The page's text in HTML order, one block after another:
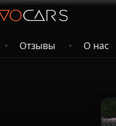
• Отзывы • О нас